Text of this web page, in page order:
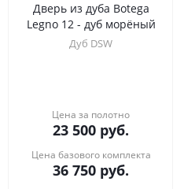
Дверь из дуба Botega
Legno 12 - дуб морёный
Дуб DSW
Цена за полотно
23 500 руб.
Цена базового комплекта
36 750 руб.